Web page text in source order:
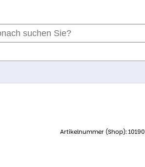
Artikelnummer (Shop):